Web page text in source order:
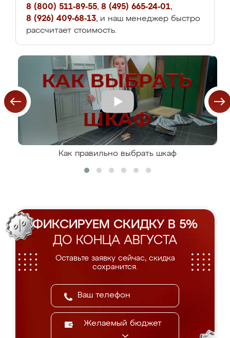
8 (800) 511-89-55, 8 (495) 665-24-01,
8 (926) 409-68-13, и наш менеджер быстро
рассчитает стоимость.
Как правильно выбрать шкаф
ФИКСИРУЕМ СКИДКУ В 5%
ДО КОНЦА АВГУСТА
Оставьте заявку сейчас, скидка
сохранится.
Желаемый бюджет